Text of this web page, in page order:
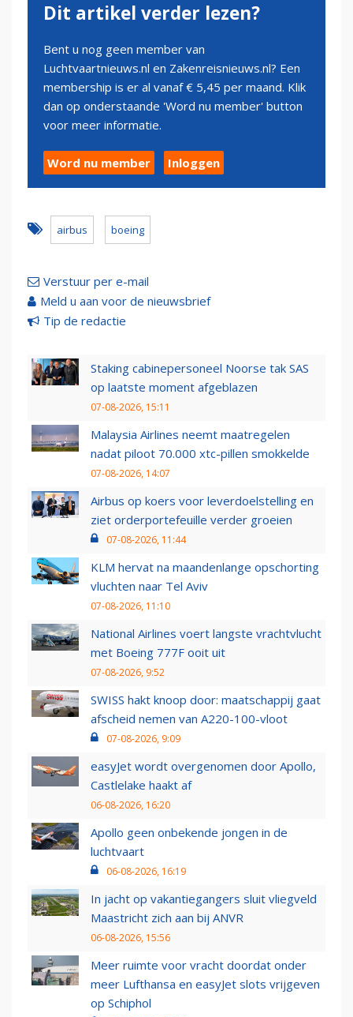
Dit artikel verder lezen?
Bent u nog geen member van
Luchtvaartnieuws.nl en Zakenreisnieuws.nl? Een
membership is er al vanaf € 5,45 per maand. Klik
dan op onderstaande 'Word nu member' button
voor meer informatie.
Word nu member Inloggen
airbus boeing
Verstuur per e-mail
Meld u aan voor de nieuwsbrief
Tip de redactie
Staking cabinepersoneel Noorse tak SAS
op laatste moment afgeblazen
07-08-2026, 15:11
Malaysia Airlines neemt maatregelen
nadat piloot 70.000 xtc-pillen smokkelde
07-08-2026, 14:07
Airbus op koers voor leverdoelstelling en
ziet orderportefeuille verder groeien
07-08-2026, 11:44
KLM hervat na maandenlange opschorting
vluchten naar Tel Aviv
07-08-2026, 11:10
National Airlines voert langste vrachtvlucht
met Boeing 777F ooit uit
07-08-2026, 9:52
SWISS hakt knoop door: maatschappij gaat
afscheid nemen van A220-100-vloot
07-08-2026, 9:09
easyJet wordt overgenomen door Apollo,
Castlelake haakt af
06-08-2026, 16:20
Apollo geen onbekende jongen in de
luchtvaart
06-08-2026, 16:19
In jacht op vakantiegangers sluit vliegveld
Maastricht zich aan bij ANVR
06-08-2026, 15:56
Meer ruimte voor vracht doordat onder
meer Lufthansa en easyJet slots vrijgeven
op Schiphol